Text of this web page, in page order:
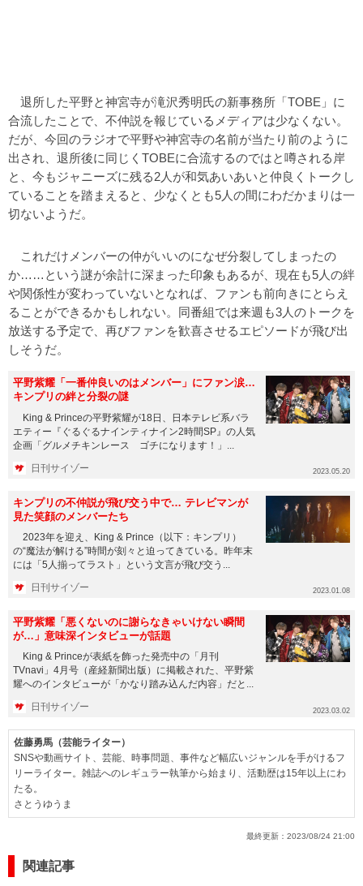
退所した平野と神宮寺が滝沢秀明氏の新事務所「TOBE」に
合流したことで、不仲説を報じているメディアは少なくない。
だが、今回のラジオで平野や神宮寺の名前が当たり前のように
出され、退所後に同じくTOBEに合流するのではと噂される岸
と、今もジャニーズに残る2人が和気あいあいと仲良くトークし
ていることを踏まえると、少なくとも5人の間にわだかまりは一
切ないようだ。
これだけメンバーの仲がいいのになぜ分裂してしまったの
か……という謎が余計に深まった印象もあるが、現在も5人の絆
や関係性が変わっていないとなれば、ファンも前向きにとらえ
ることができるかもしれない。同番組では来週も3人のトークを
放送する予定で、再びファンを歓喜させるエピソードが飛び出
しそうだ。
平野紫耀「一番仲良いのはメンバー」にファン涙…
キンプリの絆と分裂の謎
King & Princeの平野紫耀が18日、日本テレビ系バラ
エティー『ぐるぐるナインティナイン2時間SP』の人気
企画「グルメチキンレース ゴチになります！」...
日刊サイゾー 2023.05.20
キンプリの不仲説が飛び交う中で… テレビマンが
見た笑顔のメンバーたち
2023年を迎え、King & Prince（以下：キンプリ）
の“魔法が解ける”時間が刻々と迫ってきている。昨年末
には「5人揃ってラスト」という文言が飛び交う...
日刊サイゾー 2023.01.08
平野紫耀「悪くないのに謝らなきゃいけない瞬間
が…」意味深インタビューが話題
King & Princeが表紙を飾った発売中の「月刊
TVnavi」4月号（産経新聞出版）に掲載された、平野紫
耀へのインタビューが「かなり踏み込んだ内容」だと...
日刊サイゾー 2023.03.02
佐藤勇馬（芸能ライター）
SNSや動画サイト、芸能、時事問題、事件など幅広いジャンルを手がけるフ
リーライター。雑誌へのレギュラー執筆から始まり、活動歴は15年以上にわ
たる。
さとうゆうま
最終更新： 2023/08/24 21:00
関連記事